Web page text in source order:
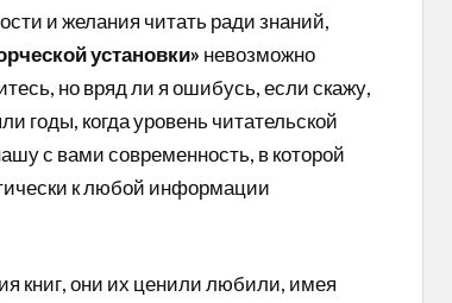
и желания читать ради знаний,
установки» невозможно
но вряд ли я ошибусь, если скажу,
годы, когда уровень читательской
с вами современность, в которой
к любой информации
книг, они их ценили любили, имея